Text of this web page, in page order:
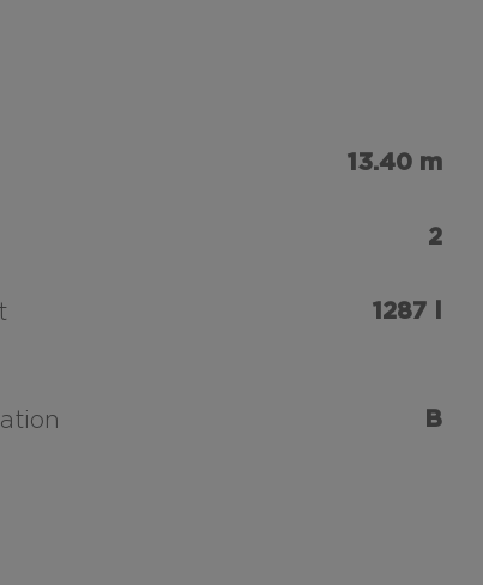
13.40 m
2
1287 l
B